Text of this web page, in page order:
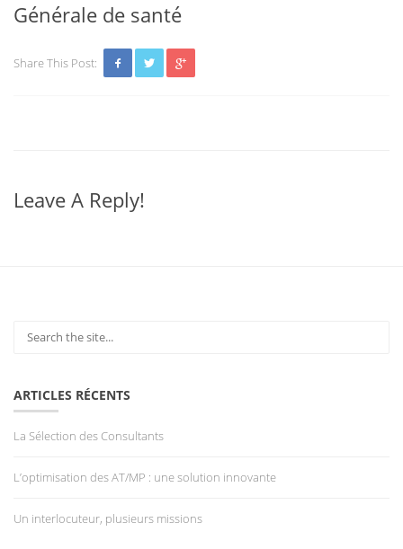
Générale de santé
Share This Post:
Leave A Reply!
ARTICLES RÉCENTS
La Sélection des Consultants
L’optimisation des AT/MP : une solution innovante
Un interlocuteur, plusieurs missions